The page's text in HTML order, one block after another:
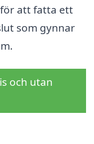
att fatta ett
som gynnar
och utan